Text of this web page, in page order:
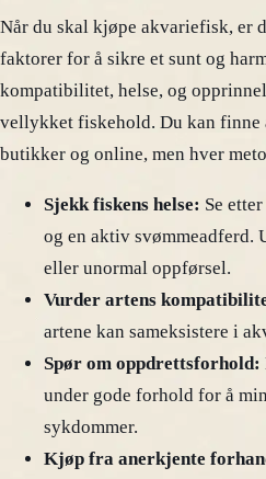
Når du skal kjøpe akvariefisk, er
faktorer for å sikre et sunt og
kompatibilitet, helse, og
vellykket fiskehold. Du kan finne
butikker og online, men hver
Sjekk fiskens helse: Se
og en aktiv svømmeadferd.
eller unormal oppførsel.
Vurder artens
artene kan sameksistere i
Spør om oppdrettsforhold:
under gode forhold for å
sykdommer.
Kjøp fra anerkjente